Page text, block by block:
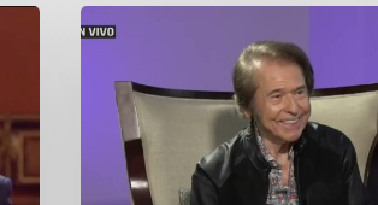
El
show
mediodía